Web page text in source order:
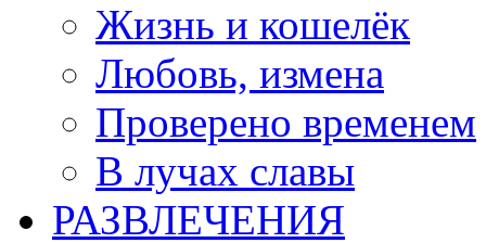
Жизнь и кошелёк
Любовь, измена
Проверено временем
В лучах славы
РАЗВЛЕЧЕНИЯ